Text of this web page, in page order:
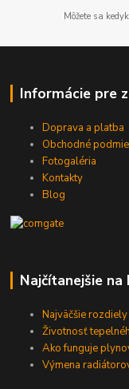
Môžete sa
Informácie pre
Doprava a platba
Obchodné
Fotogaléria
Kontakty
Blog
Najčítanejšie na
Najväčšie
Životnosť
Ako funguje
Výmena